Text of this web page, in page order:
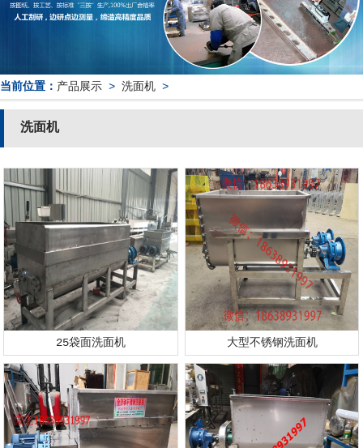
当前位置： 产品展示 > 洗面机 >
洗面机
25袋面洗面机 大型不锈钢洗面机